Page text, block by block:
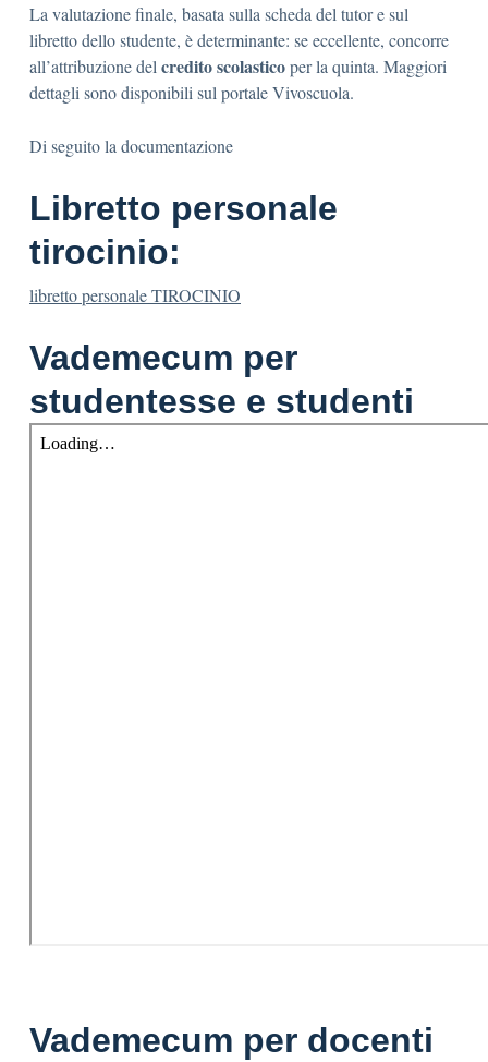
La valutazione finale, basata sulla scheda del tutor e sul
libretto dello studente, è determinante: se eccellente, concorre
all’attribuzione del credito scolasticoper la quinta. Maggiori
dettagli sono disponibili sul portale Vivoscuola.
Di seguito la documentazione
Libretto personale
tirocinio:
libretto personale TIROCINIO
Vademecum per
studentesse e studenti
Vademecum per docenti